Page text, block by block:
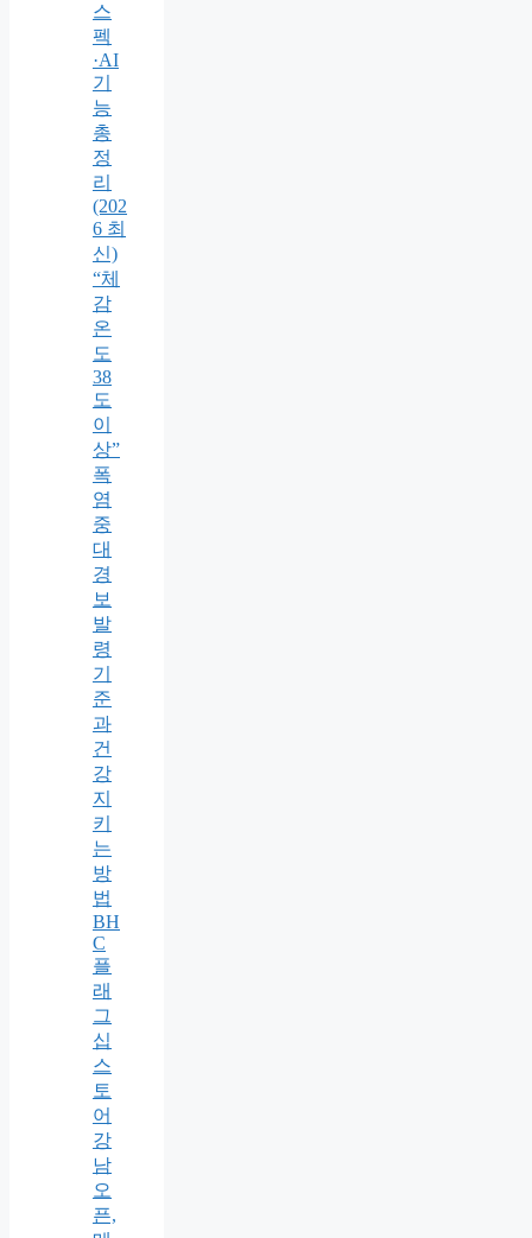
스
펙
·AI
기
능
총
정
리
(202
6 최
신)
“체
감
온
도
38
도
이
상”
폭
염
중
대
경
보
발
령
기
준
과
건
강
지
키
는
방
법
BH
C
플
래
그
십
스
토
어
강
남
오
픈,